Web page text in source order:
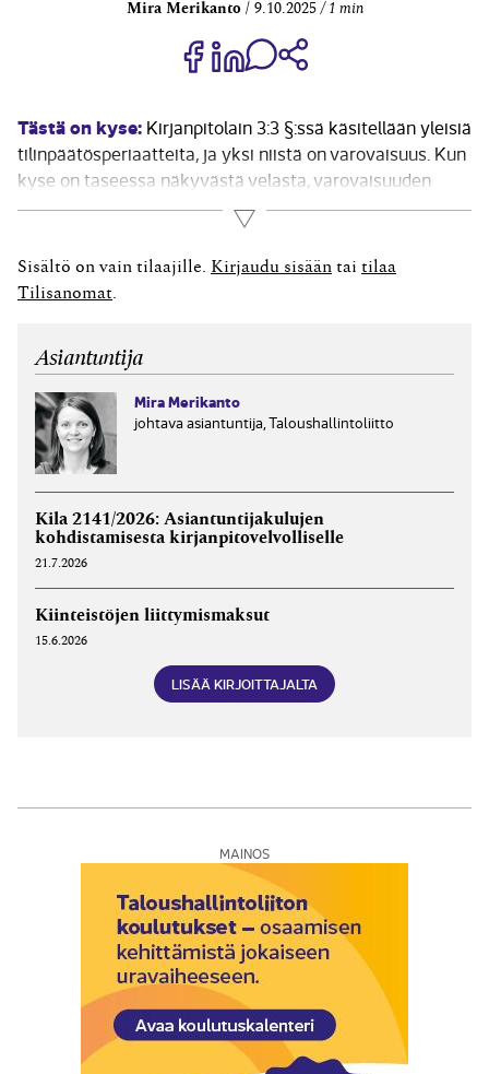
Mira Merikanto 9.10.2025 1 min
Jaa Share on Facebook
Jaa Share on LinkedIn
Jaa WhatsApp-viestinä
Tästä on kyse: Kirjanpitolain 3:3 §:ssä käsitellään yleisiä
tilinpäätösperiaatteita, ja yksi niistä on varovaisuus. Kun
kyse on taseessa näkyvästä velasta, varovaisuuden
periaate ilmenee siten, että velkaa ei voi alaskirjata
olettaman perusteella. Akordi on sopimus, jossa velkoja
antaa velan pysyvästi anteeksi joko kokonaan tai...
Lue lisää
Sisältö on vain tilaajille. Kirjaudu sisään tai tilaa
Tilisanomat
Asiantuntija
Mira Merikanto
johtava asiantuntija, Taloushallintoliitto
Kila 2141/2026: Asiantuntijakulujen
kohdistamisesta kirjanpitovelvolliselle
21.7.2026
Kiinteistöjen liittymismaksut
15.6.2026
LISÄÄ KIRJOITTAJALTA
MAINOS